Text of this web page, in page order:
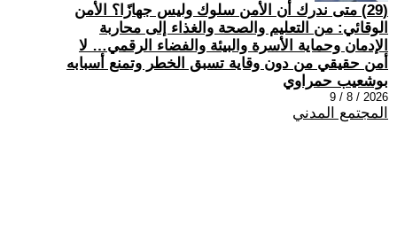
(29) متى ندرك أن الأمن سلوك وليس جهازًا؟ الأمن
الوقائي: من التعليم والصحة والغذاء إلى محاربة
الإدمان وحماية الأسرة والبيئة والفضاء الرقمي… لا
أمن حقيقي من دون وقاية تسبق الخطر وتمنع أسبابه
بوشعيب حمراوي
2026 / 8 / 9
المجتمع المدني